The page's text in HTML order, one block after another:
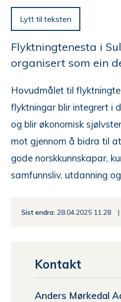
Lytt til teksten
Flyktningtenesta i
organisert som ein
Hovudmålet til
flyktningar blir integrert i
og blir økonomisk
mot gjennom å bidra til
gode norskkunnskapar,
samfunnsliv, utdanning
Sist endra 28.04.2025 11.28
Kontakt
Anders Mørkedal